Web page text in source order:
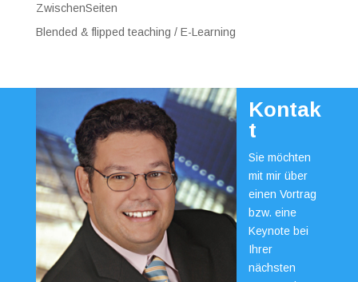
ZwischenSeiten
Blended & flipped teaching / E-Learning
Kontak
t
Sie möchten
mit mir über
einen Vortrag
bzw. eine
Keynote bei
Ihrer
nächsten